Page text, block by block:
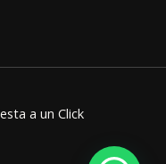
a un Click